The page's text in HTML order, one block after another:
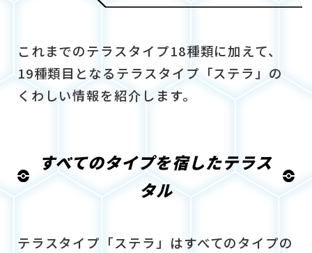
これまでのテラスタイプ18種類に加えて、
19種類目となるテラスタイプ「ステラ」の
くわしい情報を紹介します。
すべてのタイプを宿したテラス
タル
テラスタイプ「ステラ」はすべてのタイプの